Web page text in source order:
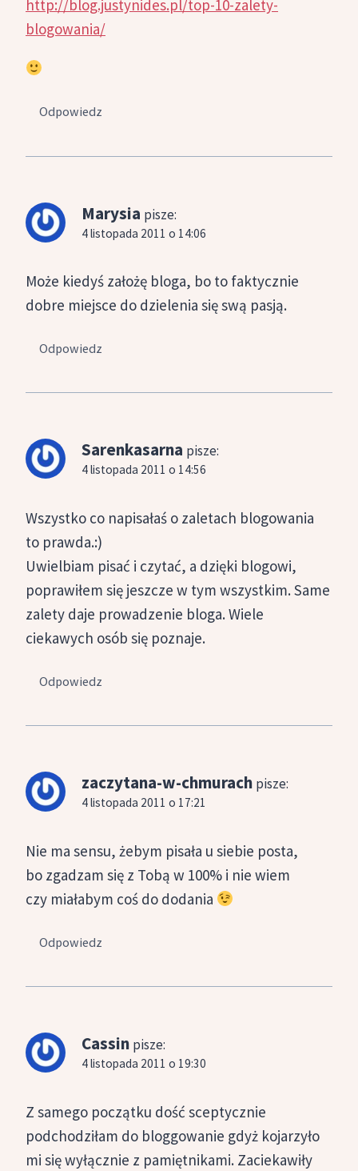
http://blog.justynides.pl/top-10-zalety-
blogowania/
Odpowiedz
Marysia pisze:
4 listopada 2011 o 14:06
Może kiedyś założę bloga, bo to faktycznie
dobre miejsce do dzielenia się swą pasją.
Odpowiedz
Sarenkasarna pisze:
4 listopada 2011 o 14:56
Wszystko co napisałaś o zaletach blogowania
to prawda.:)
Uwielbiam pisać i czytać, a dzięki blogowi,
poprawiłem się jeszcze w tym wszystkim. Same
zalety daje prowadzenie bloga. Wiele
ciekawych osób się poznaje.
Odpowiedz
zaczytana-w-chmurach pisze:
4 listopada 2011 o 17:21
Nie ma sensu, żebym pisała u siebie posta,
bo zgadzam się z Tobą w 100% i nie wiem
czy miałabym coś do dodania
Odpowiedz
Cassin pisze:
4 listopada 2011 o 19:30
Z samego początku dość sceptycznie
podchodziłam do bloggowanie gdyż kojarzyło
mi się wyłącznie z pamiętnikami. Zaciekawiły